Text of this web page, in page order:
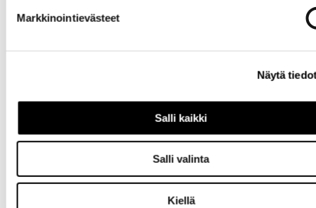
Markkinointievästeet
Näytä
Salli kaikki
Salli valinta
Kiellä